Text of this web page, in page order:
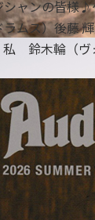
シャンの皆様♪
ラムス）後藤
私 鈴木輪（ヴ